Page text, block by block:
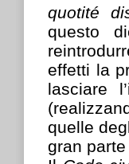
quotité
questo
effetti la
lasciare
quelle
gran